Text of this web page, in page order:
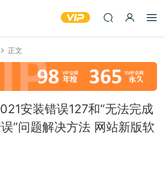
正文
安装错误127和“无法完成
”问题解决方法 网站新版软